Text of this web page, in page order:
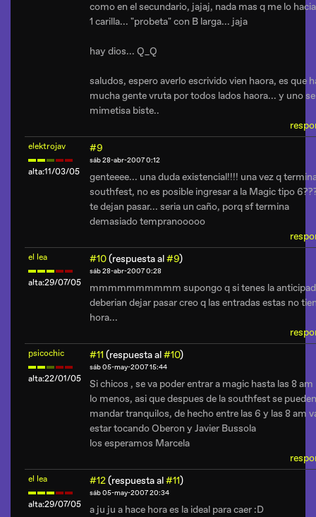
como en el secundario, jajaj, nada mas q me lo
1 carilla... "probeta" con B larga... jaja
hay dios... Q_Q
saludos, espero averlo escrivido vien haora, es que
mucha gente vruta por todos lados haora... y uno se
mimetisa biste..
elektrojav
alta:11/03/05
#9
sáb 28-abr-2007 0:12
genteeee... una duda existencial!!!! una vez q
southfest, no es posible ingresar a la Magic tipo
te dejan pasar... seria un caño, porq sf termina
demasiado tempranooooo
el lea
alta:29/07/05
#10(respuesta al#9)
sáb 28-abr-2007 0:28
mmmmmmmmmm supongo q si tenes la
deberian dejar pasar creo q las entradas estas no
hora...
psicochic
alta:22/01/05
#11 (respuesta al#10)
sáb 05-may-2007 15:44
Si chicos , se va poder entrar a magic hasta las 8 am
lo menos, asi que despues de la southfest se pueden
mandar tranquilos, de hecho entre las 6 y las 8 am
estar tocando Oberon y Javier Bussola
los esperamos Marcela
el lea
alta:29/07/05
#12(respuesta al#11)
sáb 05-may-2007 20:34
a ju ju a hace hora es la ideal para caer :D